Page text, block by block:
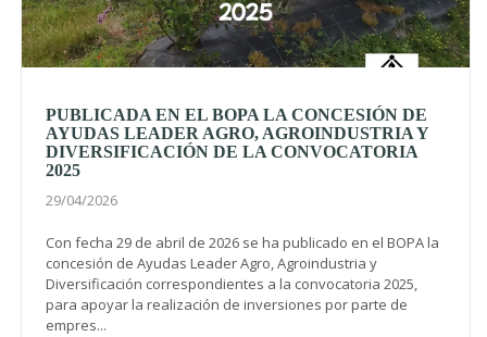
PUBLICADA EN EL BOPA LA CONCESIÓN DE
AYUDAS LEADER AGRO, AGROINDUSTRIA Y
DIVERSIFICACIÓN DE LA CONVOCATORIA
2025
29/04/2026
Con fecha 29 de abril de 2026 se ha publicado en el BOPA la
concesión de Ayudas Leader Agro, Agroindustria y
Diversificación correspondientes a la convocatoria 2025,
para apoyar la realización de inversiones por parte de
empres...